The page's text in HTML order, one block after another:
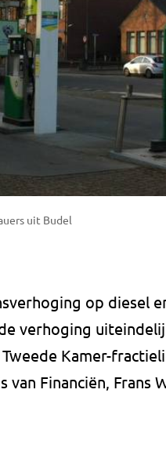
uit Budel
op diesel
verhoging
Kamer-
van Financiën, Frans